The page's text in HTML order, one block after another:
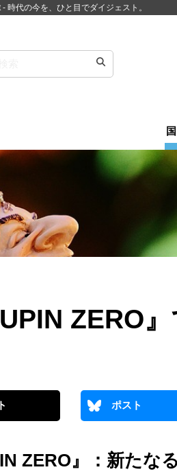
時代の今を、ひと目でダイジェスト。
ZERO
ポスト
ZERO』：新たな